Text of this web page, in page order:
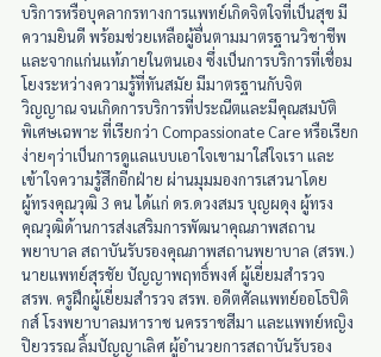
บริการหรือบุคลากรทางการแพทย์เกิดจิตใจที่เป็นสุข มี
ความยินดี พร้อมช่วยเหลือผู้อื่นตามมาตรฐานวิชาชีพ
และจากแก่นแท้ภายในตนเอง ซึ่งเป็นการบริการที่เชื่อม
โยงระหว่างความรู้ที่ทันสมัย มีมาตรฐานกับจิต
วิญญาณ จนเกิดการบริการที่ประณีตและมีคุณสมบัติ
พิเศษเฉพาะ ที่เรียกว่า Compassionate Care หรือเรียก
ง่ายๆว่าเป็นการดูแลแบบเอาใจเขามาใส่ใจเรา และ
เข้าใจความรู้สึกอีกฝ่าย ผ่านมุมมองการเสวนาโดย
ผู้ทรงคุณวุฒิ 3 คน ได้แก่ ดร.ดวงสมร บุญผดุง ผู้ทรง
คุณวุฒิด้านการส่งเสริมการพัฒนาคุณภาพสถาน
พยาบาล สถาบันรับรองคุณภาพสถานพยาบาล (สรพ.)
นายแพทย์สุรชัย ปัญญาพฤทธิ์พงศ์ ผู้เยี่ยมสำรวจ
สรพ. ครูฝึกผู้เยี่ยมสำรวจ สรพ. อดีตศัลแพทย์ออโธปิดิ
กส์ โรงพยาบาลมหาราช นครราชสีมา และแพทย์หญิง
ปิยวรรณ ลิ้มปัญญาเลิศ ผู้อำนวยการสถาบันรับรอง